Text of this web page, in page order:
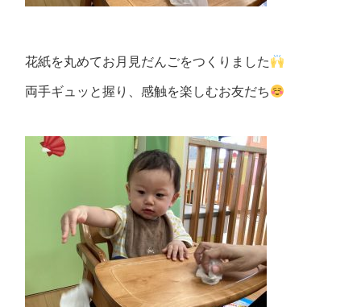
花紙を丸めてお月見だんごをつくりました
両手ギュッと握り、感触を楽しむお友だち